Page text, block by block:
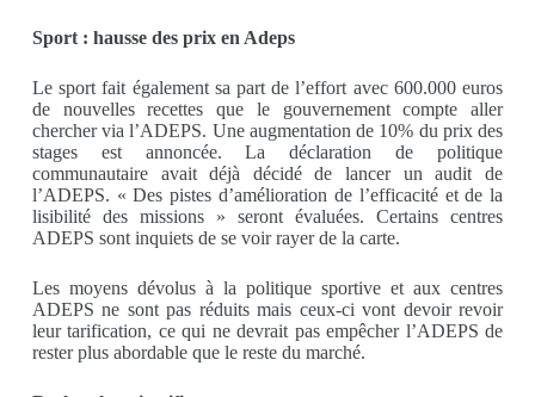
Sport : hausse des prix en Adeps
Le sport fait également sa part de l’effort avec 600.000 euros
de nouvelles recettes que le gouvernement compte aller
chercher via l’ADEPS. Une augmentation de 10% du prix des
stages est annoncée. La déclaration de politique
communautaire avait déjà décidé de lancer un audit de
l’ADEPS. « Des pistes d’amélioration de l’efficacité et de la
lisibilité des missions » seront évaluées. Certains centres
ADEPS sont inquiets de se voir rayer de la carte.
Les moyens dévolus à la politique sportive et aux centres
ADEPS ne sont pas réduits mais ceux-ci vont devoir revoir
leur tarification, ce qui ne devrait pas empêcher l’ADEPS de
rester plus abordable que le reste du marché.